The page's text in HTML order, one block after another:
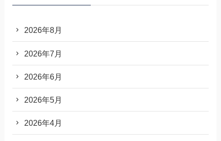
2026年8月
2026年7月
2026年6月
2026年5月
2026年4月